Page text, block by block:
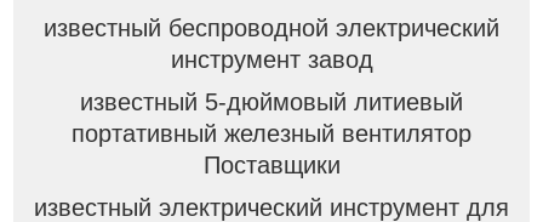
известный беспроводной электрический
инструмент завод
известный 5-дюймовый литиевый
портативный железный вентилятор
Поставщики
известный электрический инструмент для